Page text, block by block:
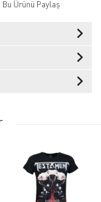
Bu Ürünü Paylaş